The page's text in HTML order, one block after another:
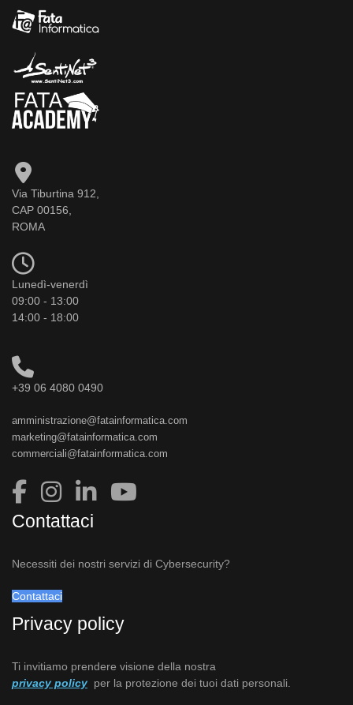
Via Tiburtina 912,
CAP 00156,
ROMA
Lunedì-venerdì
09:00 - 13:00
14:00 - 18:00
+39 06 4080 0490
amministrazione@fatainformatica.com
marketing@fatainformatica.com
commerciali@fatainformatica.com
Contattaci
Necessiti dei nostri servizi di Cybersecurity?
Contattaci
Privacy policy
Ti invitiamo prendere visione della nostra
privacy policy per la protezione dei tuoi dati personali.